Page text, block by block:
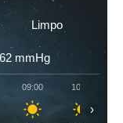
Limpo
mmHg
09:00 10:00
›